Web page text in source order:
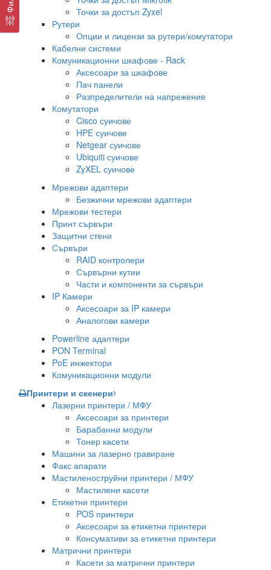
Точки за достъп Zyxel
Рутери
Опции и лицензи за рутери/комутатори
Кабелни системи
Комуникационни шкафове - Rack
Аксесоари за шкафове
Пач панели
Разпределители на напрежение
Комутатори
Cisco суичове
HPE суичове
Netgear суичове
Ubiquiti суичове
ZyXEL суичове
Мрежови адаптери
Безжични мрежови адаптери
Мрежови тестери
Принт сървъри
Защитни стени
Сървъри
RAID контролери
Сървърни кутии
Части и компоненти за сървъри
IP Камери
Аксесоари за IP камери
Аналогови камери
Powerline адаптери
PON Terminal
PoE инжектори
Комуникационни модули
Принтери и скенери
Лазерни принтери / МФУ
Аксесоари за принтери
Барабанни модули
Тонер касети
Машини за лазерно гравиране
Факс апарати
Мастиленоструйни принтери / МФУ
Мастилени касети
Етикетни принтери
POS принтери
Аксесоари за етикетни принтери
Консумативи за етикетни принтери
Матрични принтери
Касети за матрични принтери